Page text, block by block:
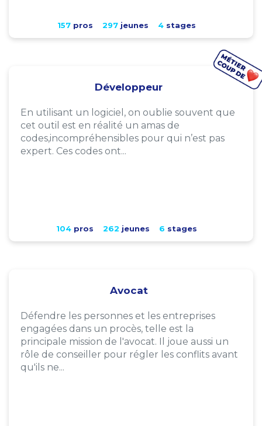
157pros 297jeunes 4stages
Développeur
En utilisant un logiciel, on oublie souvent que
cet outil est en réalité un amas de
codes,incompréhensibles pour qui n’est pas
expert. Ces codes ont...
104pros 262 jeunes 6 stages
Avocat
Défendre les personnes et les entreprises
engagées dans un procès, telle est la
principale mission de l'avocat. Il joue aussi un
rôle de conseiller pour régler les conflits avant
qu'ils ne...